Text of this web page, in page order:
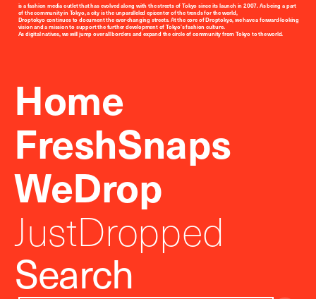
is a fashion media outlet that has evolved along with the streets of Tokyo since its launch in 2007. As being a part
of the community in Tokyo, a city is the unparalleled epicenter of the trends for the world,
Droptokyo continues to document the ever-changing streets. At the core of Droptokyo, we have a forward-looking
vision and a mission to support the further development of Tokyo’s fashion culture.
As digital natives, we will jump over all borders and expand the circle of community from Tokyo to the world.
Home
FreshSnaps
WeDrop
JustDropped
Search